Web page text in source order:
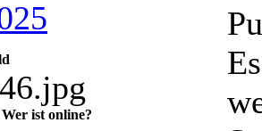
Wer ist online?